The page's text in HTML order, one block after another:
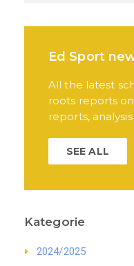
Ed Sport
All the latest
roots reports
reports,
SEE ALL
Kategorie
2024/2025